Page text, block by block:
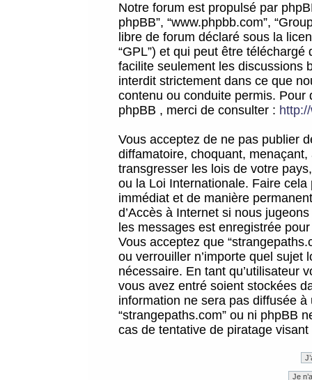
Notre forum est propulsé par
phpBB”, “www.phpbb.com”,
libre de forum déclaré sous la
“GPL”) et qui peut être téléchargé
facilite seulement les discussions
interdit strictement dans ce que
contenu ou conduite permis.
phpBB , merci de consulter :
Vous acceptez de ne pas publier
diffamatoire, choquant,
transgresser les lois de votre
ou la Loi Internationale. Faire
immédiat et de manière
d’Accès à Internet si nous
les messages est enregistrée
Vous acceptez que
ou verrouiller n’importe quel sujet
nécessaire. En tant qu’utilisateur
vous avez entré soient stockées
information ne sera pas diffusée
“strangepaths.com” ou ni phpBB
cas de tentative de piratage